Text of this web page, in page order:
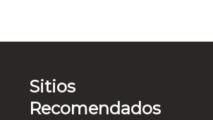
Sitios
Recomendados